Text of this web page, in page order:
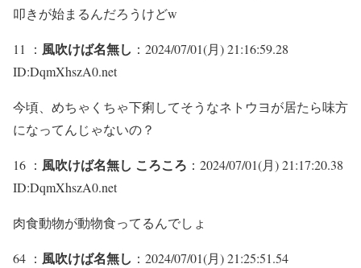
叩きが始まるんだろうけどw
11 ： 風吹けば名無し ：2024/07/01(月) 21:16:59.28
ID:DqmXhszA0.net
今頃、めちゃくちゃ下痢してそうなネトウヨが居たら味方
になってんじゃないの？
16 ： 風吹けば名無し ころころ ：2024/07/01(月) 21:17:20.38
ID:DqmXhszA0.net
肉食動物が動物食ってるんでしょ
64 ： 風吹けば名無し ：2024/07/01(月) 21:25:51.54